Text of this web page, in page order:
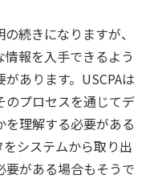
続きになりますが、
報を入手できるよう
あります。USCPAは
のプロセスを通じてデ
理解する必要がある
システムから取り出
要がある場合もそうで